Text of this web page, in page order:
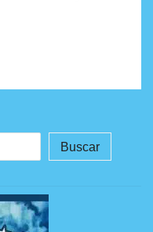
Buscar